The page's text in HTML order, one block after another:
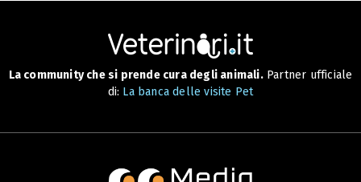
La community che si prende cura degli animali.Partner ufficiale
di: La banca delle visite Pet